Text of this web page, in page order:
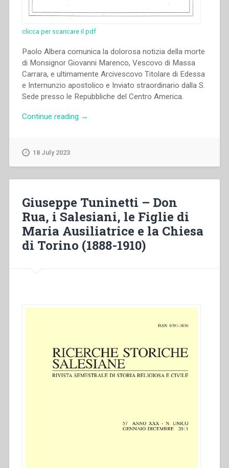
clicca per scaricare il pdf
Paolo Albera comunica la dolorosa notizia della morte
di Monsignor Giovanni Marenco, Vescovo di Massa
Carrara, e ultimamente Arcivescovo Titolare di Edessa
e Internunzio apostolico e Inviato straordinario dalla S.
Sede presso le Repubbliche del Centro America.
Continue reading “Paolo
Marenco”
→
18 July 2023
Giuseppe Tuninetti – Don
Rua, i Salesiani, le Figlie di
Maria Ausiliatrice e la Chiesa
di Torino (1888-1910)